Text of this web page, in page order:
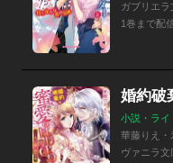
ガブリエラ
1巻まで配
小説・ライ
華藤りえ・
ヴァニラ文